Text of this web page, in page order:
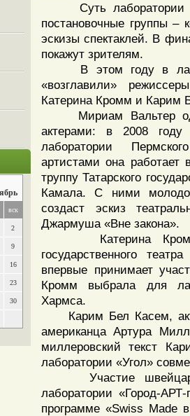
вск
2
9
16
23
30
Суть лаборатории
постановочные группы –
эскизы спектаклей. В
покажут зрителям.
В этом году в
«возглавили»
Катерина Кромм и Карим
Мириам Вальтер
актерами: в 2008 году
лаборатории
артистами она
труппу Татарского
Камала. С ними
создаст эскиз
Джармуша «Вне закона».
Катерина Кромм
государственного
впервые принимает
Кромм выбрала для
Хармса.
Карим Бел Касем,
американца Артура
миллеровский текст
лаборатории «Угол»
Участие
лаборатории «Город-АРТ-
программе «Swiss Made